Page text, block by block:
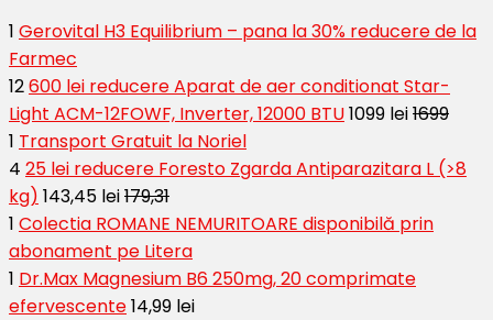
1 Gerovital H3 Equilibrium – pana la 30% reducere de la
Farmec
12600 lei reducere Aparat de aer conditionat Star-
Light ACM-12FOWF, Inverter, 12000 BTU1099 lei1699
1 Transport Gratuit la Noriel
4 25 lei reducere Foresto Zgarda Antiparazitara L (>8
kg) 143,45 lei179,31
1 Colectia ROMANE NEMURITOARE disponibilă prin
abonament pe Litera
1 Dr.Max Magnesium B6 250mg, 20 comprimate
efervescente14,99 lei